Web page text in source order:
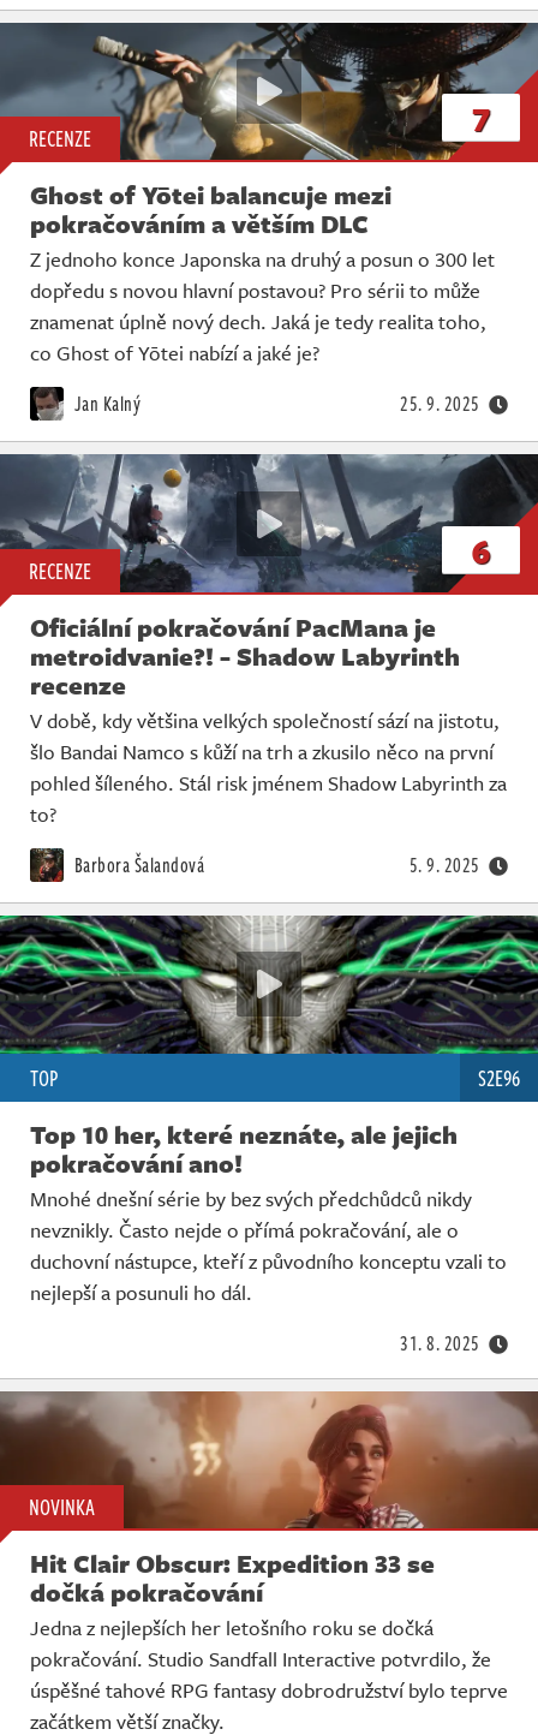
RECENZE 7
Ghost of Yōtei balancuje mezi
pokračováním a větším DLC
Z jednoho konce Japonska na druhý a posun o 300 let
dopředu s novou hlavní postavou? Pro sérii to může
znamenat úplně nový dech. Jaká je tedy realita toho,
co Ghost of Yōtei nabízí a jaké je?
Jan Kalný 25. 9. 2025
RECENZE 6
Oficiální pokračování PacMana je
metroidvanie?! - Shadow Labyrinth
recenze
V době, kdy většina velkých společností sází na jistotu,
šlo Bandai Namco s kůží na trh a zkusilo něco na první
pohled šíleného. Stál risk jménem Shadow Labyrinth za
to?
Barbora Šalandová 5. 9. 2025
TOP S2E96
Top 10 her, které neznáte, ale jejich
pokračování ano!
Mnohé dnešní série by bez svých předchůdců nikdy
nevznikly. Často nejde o přímá pokračování, ale o
duchovní nástupce, kteří z původního konceptu vzali to
nejlepší a posunuli ho dál.
31. 8. 2025
NOVINKA
Hit Clair Obscur: Expedition 33 se
dočká pokračování
Jedna z nejlepších her letošního roku se dočká
pokračování. Studio Sandfall Interactive potvrdilo, že
úspěšné tahové RPG fantasy dobrodružství bylo teprve
začátkem větší značky.